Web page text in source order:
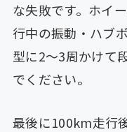
な失敗です。ホイ
行中の振動・ハブ
型に2〜3周かけて
でください。
最後に100km走行